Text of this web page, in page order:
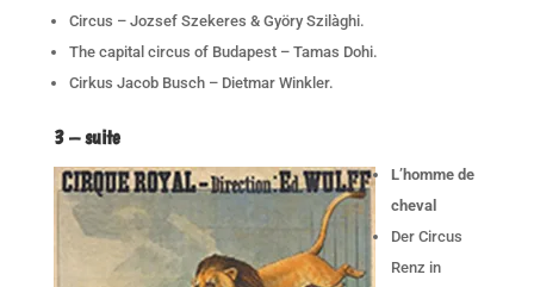
Circus – Jozsef Szekeres & Györy Szilàghi.
The capital circus of Budapest – Tamas Dohi.
Cirkus Jacob Busch – Dietmar Winkler.
3 – suite
L’homme de
cheval
Der Circus
Renz in